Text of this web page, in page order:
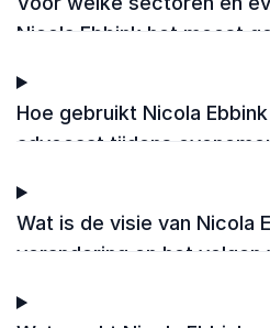
Nicola Ebbink het meest
Hoe gebruikt Nicola
advocaat tijdens
Wat is de visie van Nicola
verandering en het volgen